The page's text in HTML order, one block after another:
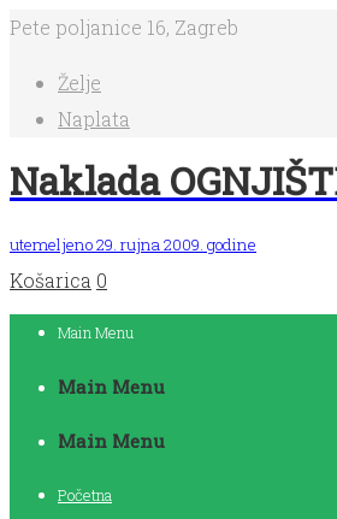
Pete poljanice 16, Zagreb
Želje
Naplata
Naklada
utemeljeno 29. rujna 2009. godine
Košarica 0
Main Menu
Main Menu
Main Menu
Početna